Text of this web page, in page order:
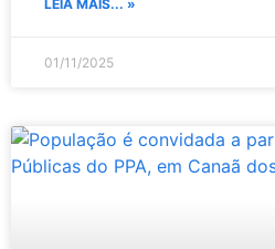
LEIA MAIS... »
01/11/2025